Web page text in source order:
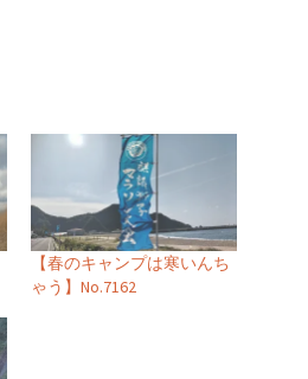
【春のキャンプは寒いんち
ゃう】No.7162